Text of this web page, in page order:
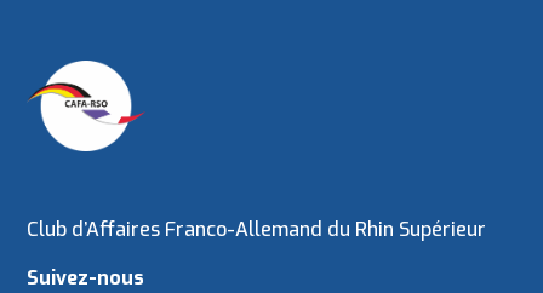
Club d’Affaires Franco-Allemand du Rhin Supérieur
Suivez-nous